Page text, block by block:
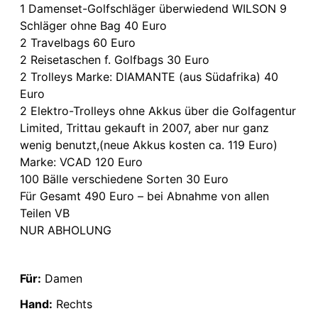
1 Damenset-Golfschläger überwiedend WILSON 9
Schläger ohne Bag 40 Euro
2 Travelbags 60 Euro
2 Reisetaschen f. Golfbags 30 Euro
2 Trolleys Marke: DIAMANTE (aus Südafrika) 40
Euro
2 Elektro-Trolleys ohne Akkus über die Golfagentur
Limited, Trittau gekauft in 2007, aber nur ganz
wenig benutzt,(neue Akkus kosten ca. 119 Euro)
Marke: VCAD 120 Euro
100 Bälle verschiedene Sorten 30 Euro
Für Gesamt 490 Euro – bei Abnahme von allen
Teilen VB
NUR ABHOLUNG
Für: Damen
Hand: Rechts